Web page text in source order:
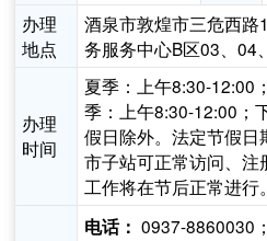
办理
地点
酒泉市敦煌市三危西路
务服务中心B区03、04
办理
时间
夏季：上午8:30-12:00
季：上午8:30-12:00；
假日除外。法定节假
市子站可正常访问、
工作将在节后正常进行
电话： 0937-8860030